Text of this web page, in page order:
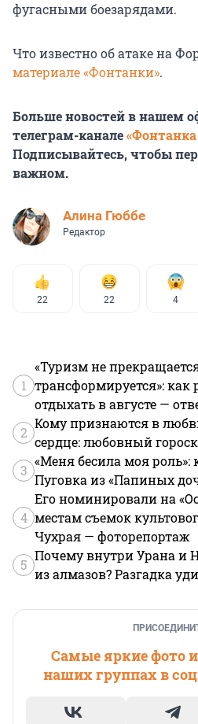
фугасными боезарядами.
Что известно об атаке на
материале «Фонтанки».
Больше новостей в нашем
телеграм-канале«Фонтанка
Подписывайтесь, чтобы
важном.
Алина Гюббе
Редактор
22 22 4
1
«Туризм не
трансформируется»: как
отдыхать в августе —
2
Кому признаются в
сердце: любовный
3
«Меня бесила моя роль»:
Пуговка из «Папиных
4
Его номинировали на
местам съемок
Чухрая — фоторепортаж
5
Почему внутри Урана и
из алмазов? Разгадка
Самые яркие фото
наших группах в